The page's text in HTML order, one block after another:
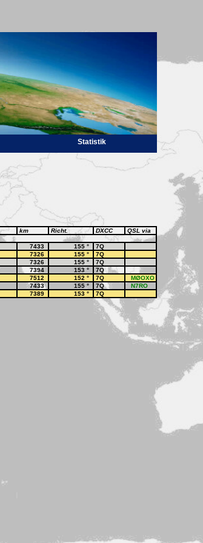
Statistik
km Richt. DXCC QSL via
7433 155 °
7Q
7326 155 °
7Q
7326 155 °
7Q
7394 153 °
7Q
7512 152 ° 7Q
MØOXO
7433 155 ° 7Q
N7RO
7389 153 ° 7Q